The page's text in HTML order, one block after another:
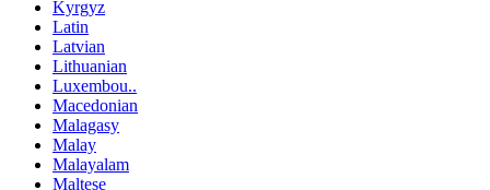
Kyrgyz
Latin
Latvian
Lithuanian
Luxembou..
Macedonian
Malagasy
Malay
Malayalam
Maltese